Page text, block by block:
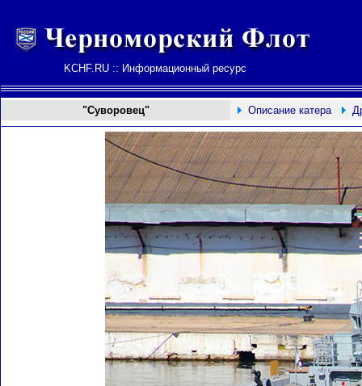
KCHF.RU :: Информационный ресурс
"Суворовец" Описание катера